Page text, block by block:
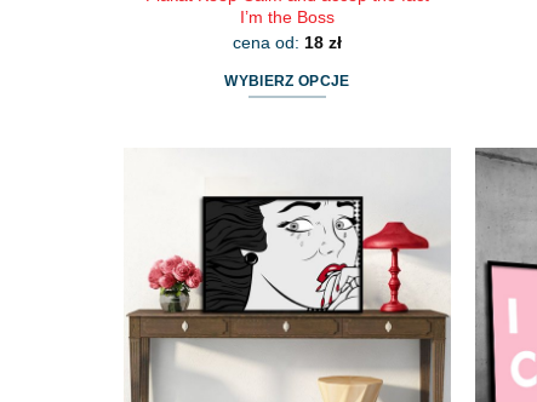
I’m the Boss
cena od: 18 zł
WYBIERZ OPCJE
wiele
wariantów.
Opcje
można
wybrać
na
produktu